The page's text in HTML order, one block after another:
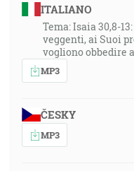
čo robí jeho pán.
všetko to, čo som
vám. [Jn 15:15]
33:17
sa mi tedy stane
nej. [Lk 1:38]
ITALIANO
Tema: Isaia 30,8-
veggenti, ai Suoi
vogliono obbedire
MP3
ČESKY
MP3